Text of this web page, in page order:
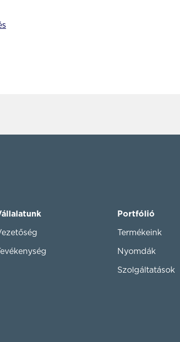
Portfólió
Termékeink
Nyomdák
Szolgáltatások